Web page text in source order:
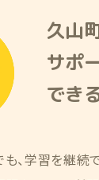
久山
サポ
でき
、学習を継続